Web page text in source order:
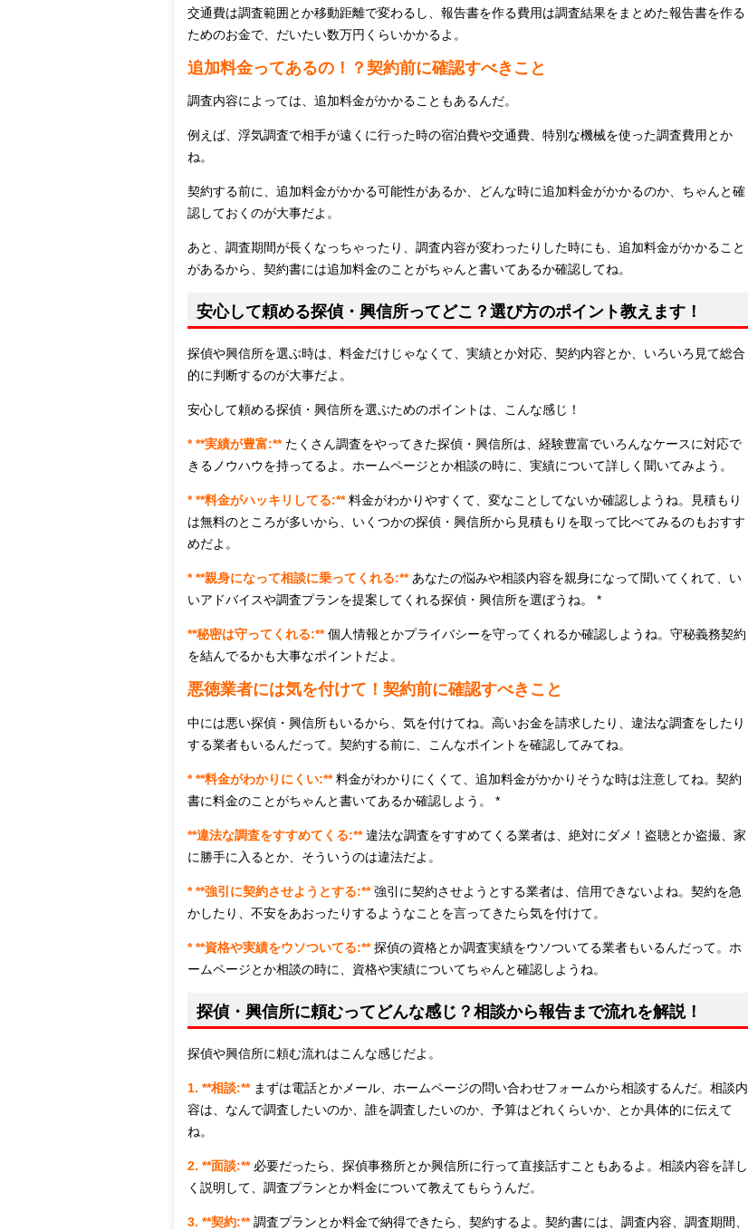
交通費は調査範囲とか移動距離で変わるし、報告書を作る費用は調査結果をまとめた報告書を作る
ためのお金で、だいたい数万円くらいかかるよ。
追加料金ってあるの！？契約前に確認すべきこと
調査内容によっては、追加料金がかかることもあるんだ。
例えば、浮気調査で相手が遠くに行った時の宿泊費や交通費、特別な機械を使った調査費用とか
ね。
契約する前に、追加料金がかかる可能性があるか、どんな時に追加料金がかかるのか、ちゃんと確
認しておくのが大事だよ。
あと、調査期間が長くなっちゃったり、調査内容が変わったりした時にも、追加料金がかかること
があるから、契約書には追加料金のことがちゃんと書いてあるか確認してね。
安心して頼める探偵・興信所ってどこ？選び方のポイント教えます！
探偵や興信所を選ぶ時は、料金だけじゃなくて、実績とか対応、契約内容とか、いろいろ見て総合
的に判断するのが大事だよ。
安心して頼める探偵・興信所を選ぶためのポイントは、こんな感じ！
* **実績が豊富:**たくさん調査をやってきた探偵・興信所は、経験豊富でいろんなケースに対応で
きるノウハウを持ってるよ。ホームページとか相談の時に、実績について詳しく聞いてみよう。
* **料金がハッキリしてる:**料金がわかりやすくて、変なことしてないか確認しようね。見積もり
は無料のところが多いから、いくつかの探偵・興信所から見積もりを取って比べてみるのもおすす
めだよ。
* **親身になって相談に乗ってくれる:** あなたの悩みや相談内容を親身になって聞いてくれて、い
いアドバイスや調査プランを提案してくれる探偵・興信所を選ぼうね。 *
**秘密は守ってくれる:** 個人情報とかプライバシーを守ってくれるか確認しようね。守秘義務契約
を結んでるかも大事なポイントだよ。
悪徳業者には気を付けて！契約前に確認すべきこと
中には悪い探偵・興信所もいるから、気を付けてね。高いお金を請求したり、違法な調査をしたり
する業者もいるんだって。契約する前に、こんなポイントを確認してみてね。
* **料金がわかりにくい:** 料金がわかりにくくて、追加料金がかかりそうな時は注意してね。契約
書に料金のことがちゃんと書いてあるか確認しよう。 *
**違法な調査をすすめてくる:** 違法な調査をすすめてくる業者は、絶対にダメ！盗聴とか盗撮、家
に勝手に入るとか、そういうのは違法だよ。
* **強引に契約させようとする:** 強引に契約させようとする業者は、信用できないよね。契約を急
かしたり、不安をあおったりするようなことを言ってきたら気を付けて。
* **資格や実績をウソついてる:** 探偵の資格とか調査実績をウソついてる業者もいるんだって。ホ
ームページとか相談の時に、資格や実績についてちゃんと確認しようね。
探偵・興信所に頼むってどんな感じ？相談から報告まで流れを解説！
探偵や興信所に頼む流れはこんな感じだよ。
1. **相談:** まずは電話とかメール、ホームページの問い合わせフォームから相談するんだ。相談内
容は、なんで調査したいのか、誰を調査したいのか、予算はどれくらいか、とか具体的に伝えて
ね。
2. **面談:**必要だったら、探偵事務所とか興信所に行って直接話すこともあるよ。相談内容を詳し
く説明して、調査プランとか料金について教えてもらうんだ。
3. **契約:**調査プランとか料金で納得できたら、契約するよ。契約書には、調査内容、調査期間、